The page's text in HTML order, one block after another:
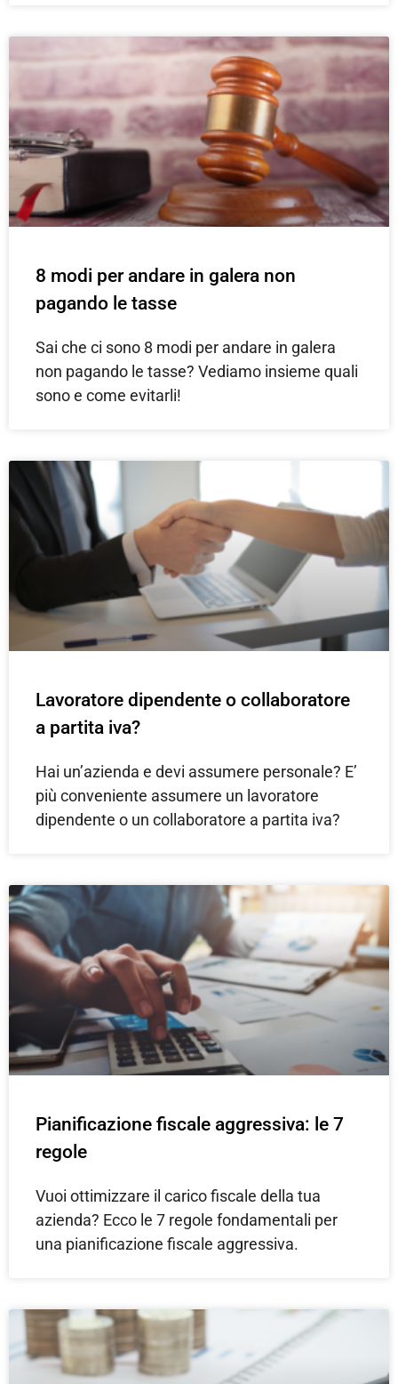
8 modi per andare in galera non
pagando le tasse
Sai che ci sono 8 modi per andare in galera
non pagando le tasse? Vediamo insieme quali
sono e come evitarli!
Lavoratore dipendente o collaboratore
a partita iva?
Hai un’azienda e devi assumere personale? E’
più conveniente assumere un lavoratore
dipendente o un collaboratore a partita iva?
Pianificazione fiscale aggressiva: le 7
regole
Vuoi ottimizzare il carico fiscale della tua
azienda? Ecco le 7 regole fondamentali per
una pianificazione fiscale aggressiva.